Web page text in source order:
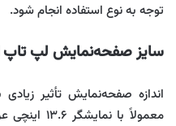
توجه به نوع استفاده انجام شود.
سایز صفحه‌نمایش لپ
اندازه صفحه‌نمایش تأثیر
معمولاً با